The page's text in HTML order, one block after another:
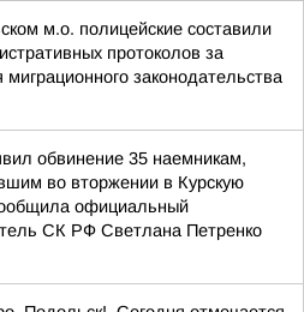
м.о. полицейские составили
протоколов за
законодательства
обвинение 35 наемникам,
во вторжении в Курскую
официальный
СК РФ Светлана Петренко